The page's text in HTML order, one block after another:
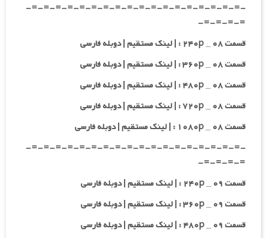
-=-=-=-=-=-=-=-=-=-=-=-=-=-=-=-=-=-=-
=-=-=-=-
قسمت ۰۸ _ ۲۴۰p : | لینک مستقیم | دوبله فارسی
قسمت ۰۸ _ ۳۶۰p : | لینک مستقیم | دوبله فارسی
قسمت ۰۸ _ ۴۸۰p : | لینک مستقیم | دوبله فارسی
قسمت ۰۸ _ ۷۲۰p : | لینک مستقیم | دوبله فارسی
قسمت ۰۸ _ ۱۰۸۰p : | لینک مستقیم | دوبله فارسی
-=-=-=-=-=-=-=-=-=-=-=-=-=-=-=-=-=-=-
=-=-=-=-
قسمت ۰۹ _ ۲۴۰p : | لینک مستقیم | دوبله فارسی
قسمت ۰۹ _ ۳۶۰p : | لینک مستقیم | دوبله فارسی
قسمت ۰۹ _ ۴۸۰p : | لینک مستقیم | دوبله فارسی